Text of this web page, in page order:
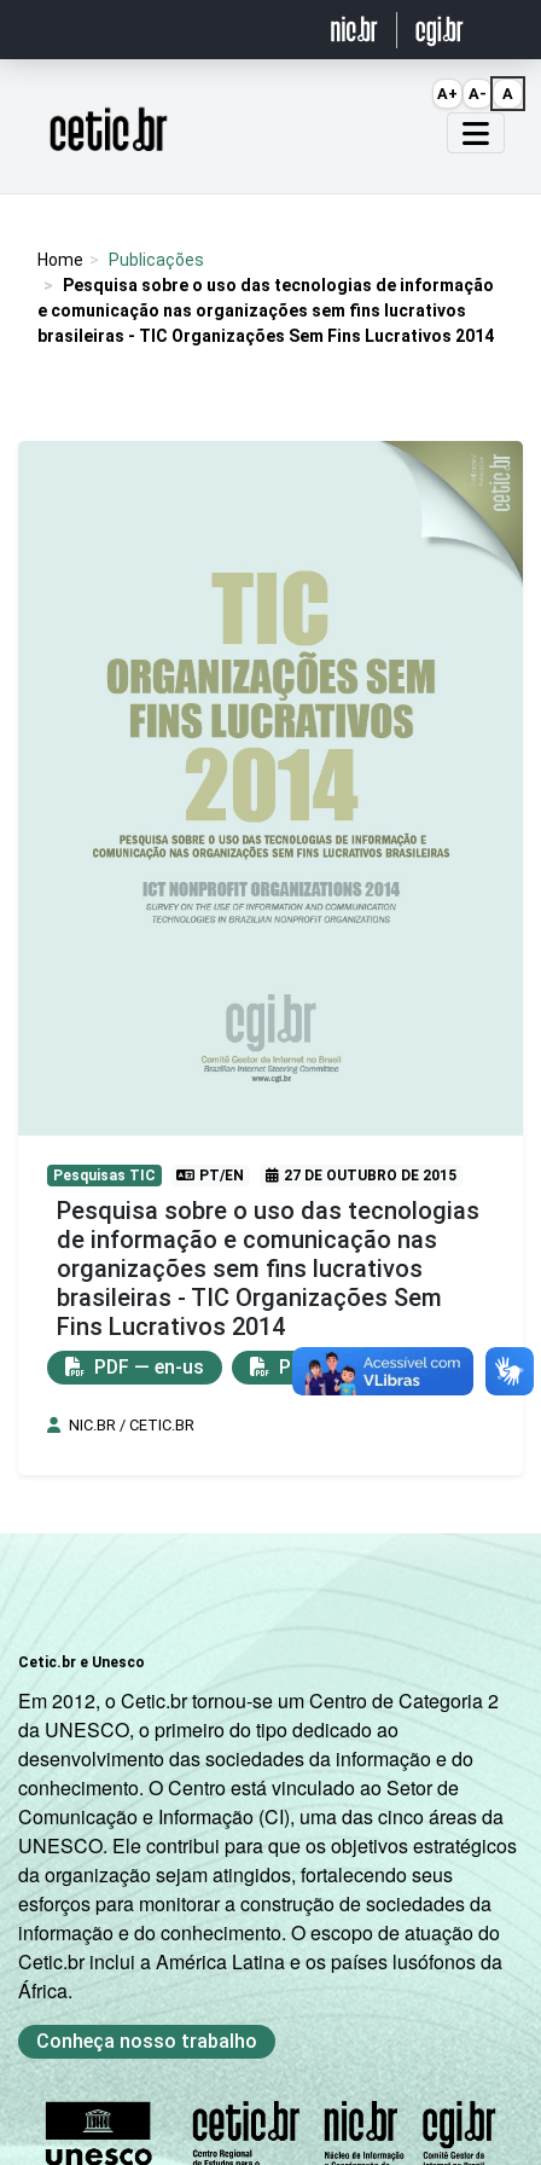
Página inicial
Home
Publicações
Pesquisa sobre o uso das tecnologias de informação
e comunicação nas organizações sem fins lucrativos
brasileiras - TIC Organizações Sem Fins Lucrativos 2014
Pesquisas TIC PT/EN 27 DE OUTUBRO DE 2015
Pesquisa sobre o uso das tecnologias
de informação e comunicação nas
organizações sem fins lucrativos
brasileiras - TIC Organizações Sem
Fins Lucrativos 2014
PDF — en-us PDF — pt-br
NIC.BR / CETIC.BR
Cetic.br e Unesco
Em 2012, o Cetic.br tornou-se um Centro de Categoria 2
da UNESCO, o primeiro do tipo dedicado ao
desenvolvimento das sociedades da informação e do
conhecimento. O Centro está vinculado ao Setor de
Comunicação e Informação (CI), uma das cinco áreas da
UNESCO. Ele contribui para que os objetivos estratégicos
da organização sejam atingidos, fortalecendo seus
esforços para monitorar a construção de sociedades da
informação e do conhecimento. O escopo de atuação do
Cetic.br inclui a América Latina e os países lusófonos da
África.
Conheça nosso trabalho
A+ A- A